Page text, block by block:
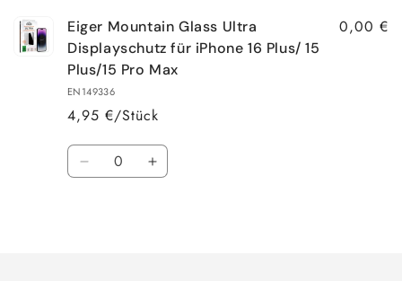
Eiger Mountain Glass Ultra
Displayschutz für iPhone 16 Plus/ 15
Plus/15 Pro Max
EN149336
4,95 €/Stück
0,00 €
Anzahl
VerringereErhöhe